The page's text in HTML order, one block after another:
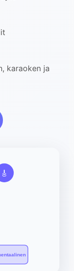
karaoken ja
🎸